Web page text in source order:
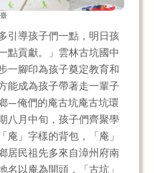
引導孩子們一點，明日孩
點貢獻。」雲林古坑國中
一腳印為孩子奠定教育和
能成為孩子帶著走一輩子
—俺們的庵古坑庵古坑環
八月中旬，孩子們齊聚學
庵」字樣的背包，「庵」
居民祖先多來自漳州府南
名以庵為開頭，「古坑」